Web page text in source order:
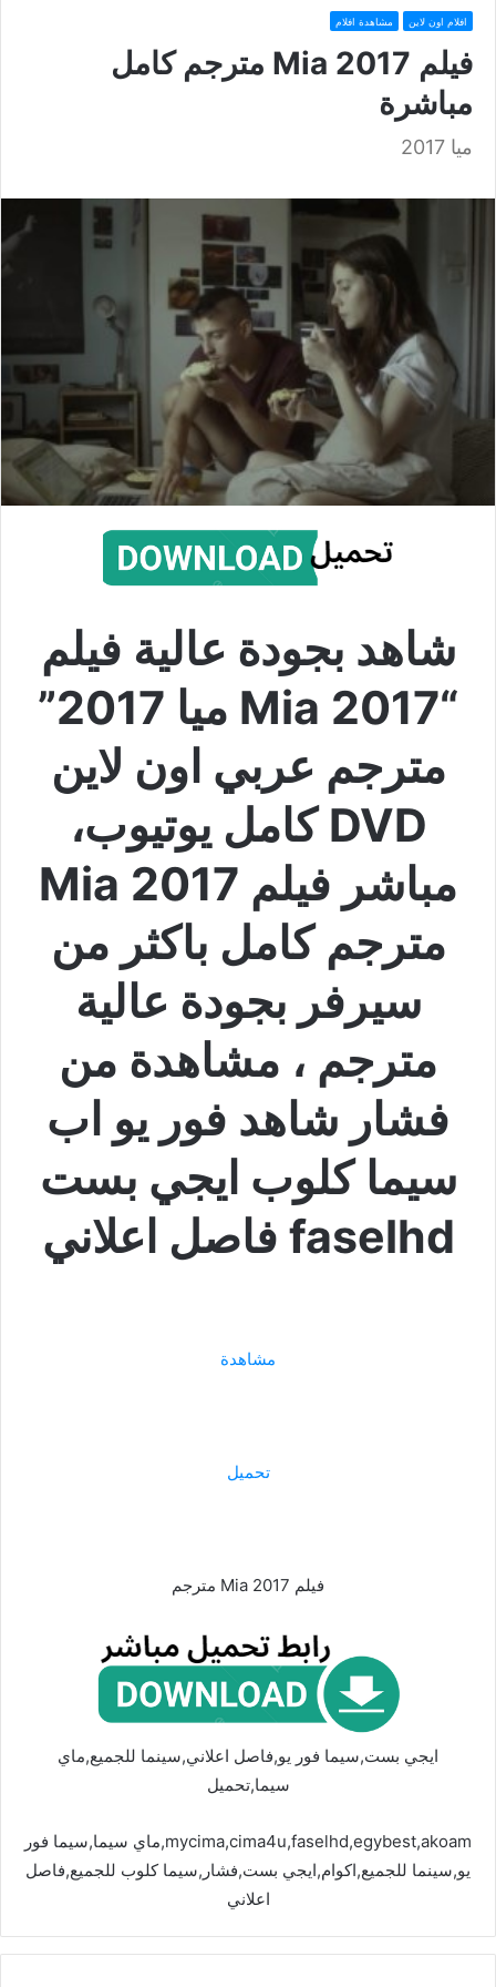
افلام اون لاين مشاهدة افلام
فيلم Mia 2017 مترجم كامل
مباشرة
ميا 2017
شاهد بجودة عالية فيلم
“Mia 2017 ميا 2017”
مترجم عربي اون لاين
DVD كامل يوتيوب،
مباشر فيلم Mia 2017
مترجم كامل باكثر من
سيرفر بجودة عالية
مترجم ، مشاهدة من
فشار شاهد فور يو اب
سيما كلوب ايجي بست
faselhd فاصل اعلاني
مشاهدة
تحميل
فيلم Mia 2017 مترجم
ايجي بست,سيما فور يو,فاصل اعلاني,سينما للجميع,ماي
سيما,تحميل
mycima,cima4u,faselhd,egybest,akoam,ماي سيما,سيما فور
يو,سينما للجميع,اكوام,ايجي بست,فشار,سيما كلوب للجميع,فاصل
اعلاني